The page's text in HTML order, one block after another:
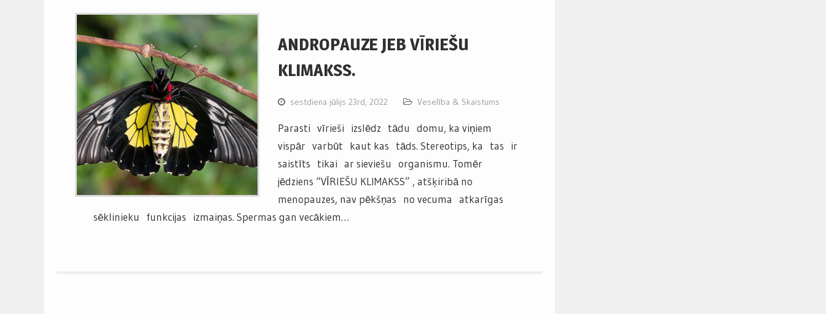
ANDROPAUZE JEB VĪRIEŠU
KLIMAKSS.
sestdiena jūlijs 23rd, 2022 Veselība & Skaistums
Parasti vīrieši izslēdz tādu domu, ka viņiem
vispār varbūt kaut kas tāds. Stereotips, ka tas ir
saistīts tikai ar sieviešu organismu. Tomēr
jēdziens “VĪRIEŠU KLIMAKSS” , atšķiribā no
menopauzes, nav pēkšņas no vecuma atkarīgas
sēklinieku funkcijas izmaiņas. Spermas gan vecākiem…